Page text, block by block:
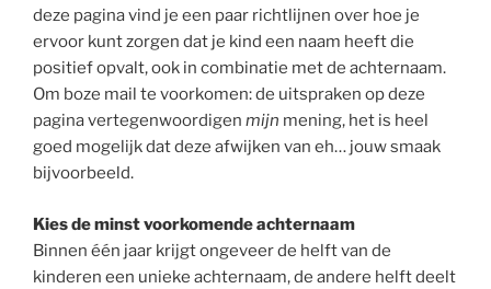
deze pagina vind je een paar richtlijnen over hoe je
ervoor kunt zorgen dat je kind een naam heeft die
positief opvalt, ook in combinatie met de achternaam.
Om boze mail te voorkomen: de uitspraken op deze
pagina vertegenwoordigen mijn mening, het is heel
goed mogelijk dat deze afwijken van eh… jouw smaak
bijvoorbeeld.
Kies de minst voorkomende achternaam
Binnen één jaar krijgt ongeveer de helft van de
kinderen een unieke achternaam, de andere helft deelt